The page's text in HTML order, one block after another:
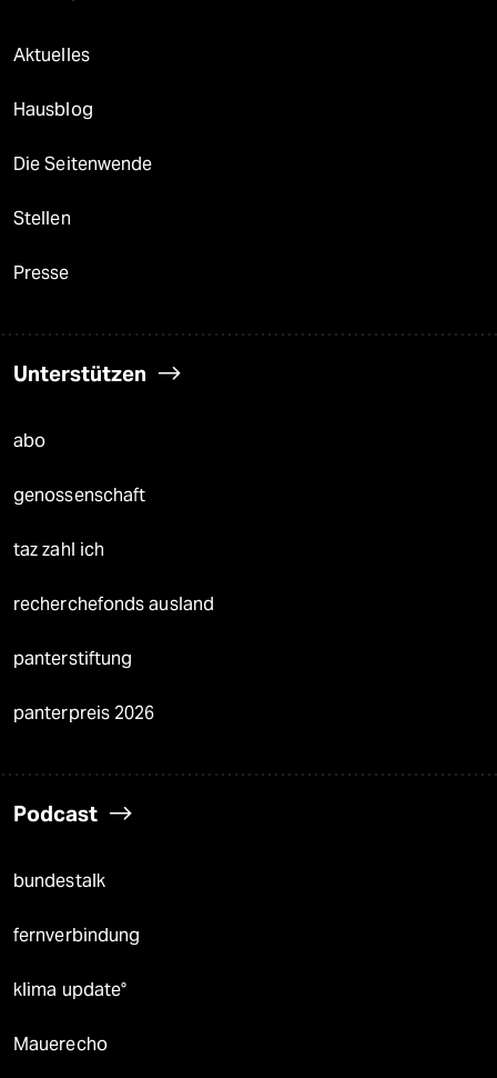
Aktuelles
Hausblog
Die Seitenwende
Stellen
Presse
Unterstützen
abo
genossenschaft
taz zahl ich
recherchefonds ausland
panterstiftung
panterpreis 2026
Podcast
bundestalk
fernverbindung
klima update°
Mauerecho